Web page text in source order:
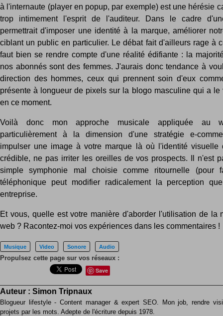
à l'internaute (player en popup, par exemple) est une hérésie
trop intimement l'esprit de l'auditeur. Dans le cadre
permettrait d'imposer une identité à la marque, améliorer
ciblant un public en particulier. Le débat fait d'ailleurs rage à
faut bien se rendre compte d'une réalité édifiante : la
nos abonnés sont des femmes. J'aurais donc tendance à
direction des hommes, ceux qui prennent soin d'eux
présente à longueur de pixels sur la blogo masculine qui a le
en ce moment.
Voilà donc mon approche musicale appliquée au
particulièrement à la dimension d'une stratégie e-
impulser une image à votre marque là où l'identité visuelle
crédible, ne pas irriter les oreilles de vos prospects. Il n'est
simple symphonie mal choisie comme ritournelle (pour
téléphonique peut modifier radicalement la perception
entreprise.
Et vous, quelle est votre manière d'aborder l'utilisation de la
web ? Racontez-moi vos expériences dans les commentaires !
Musique Video Sonore Audio
Propulsez cette page sur vos réseaux :
Save
Auteur : Simon Tripnaux
Blogueur lifestyle - Content manager & expert SEO. Mon job, rendre
projets par les mots. Adepte de l'écriture depuis 1978.